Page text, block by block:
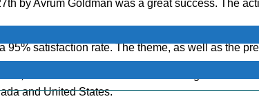
by Avrum Goldman was a great success. The
satisfaction rate. The theme, as well as the
we were also able to observe a larger
and United States.